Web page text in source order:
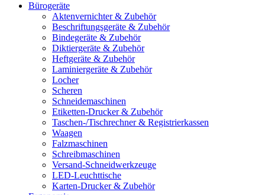
Bürogeräte
Aktenvernichter & Zubehör
Beschriftungsgeräte & Zubehör
Bindegeräte & Zubehör
Diktiergeräte & Zubehör
Heftgeräte & Zubehör
Laminiergeräte & Zubehör
Locher
Scheren
Schneidemaschinen
Etiketten-Drucker & Zubehör
Taschen-/Tischrechner & Registrierkassen
Waagen
Falzmaschinen
Schreibmaschinen
Versand-Schneidwerkzeuge
LED-Leuchttische
Karten-Drucker & Zubehör